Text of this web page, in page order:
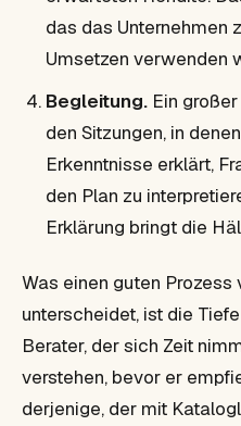
das das Unternehmen
Umsetzen verwenden
Begleitung. Ein
den Sitzungen, in
Erkenntnisse erklärt,
den Plan zu
Erklärung bringt die
Was einen guten
unterscheidet, ist die
Berater, der sich Zeit
verstehen, bevor er
derjenige, der mit